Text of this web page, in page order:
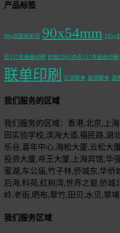
产品标签
80g双胶纸彩页 90x54mm 105g
页157克画册印刷 封面250G内页157克画册印刷
联单印刷
订货联单 送货联单 透
我们服务的区域
我们服务的区域：香港,北京,上
田实验学校,滨海大道,福民路,湖
乐谷,喜年中心,海松大厦,云松大
投资大厦,帝王大厦,上海宾馆,华
蜜湖,车公庙,竹子林,侨城东,华侨
后海,科苑,红树湾,世界之窗,侨城
岭,老街,晒布,翠竹,田贝,水贝,草
我们服务区域